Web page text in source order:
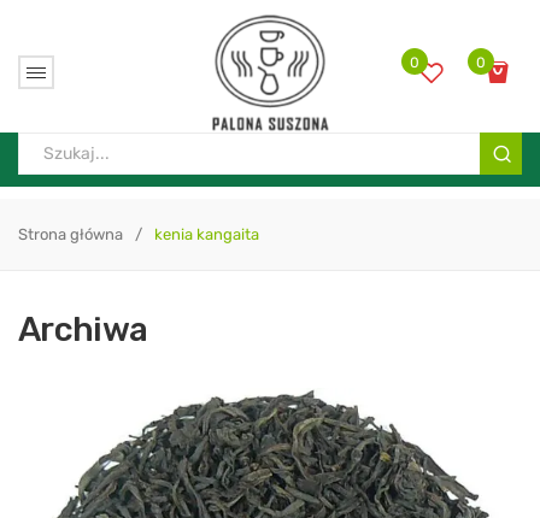
0
0
Strona główna / kenia kangaita
Archiwa